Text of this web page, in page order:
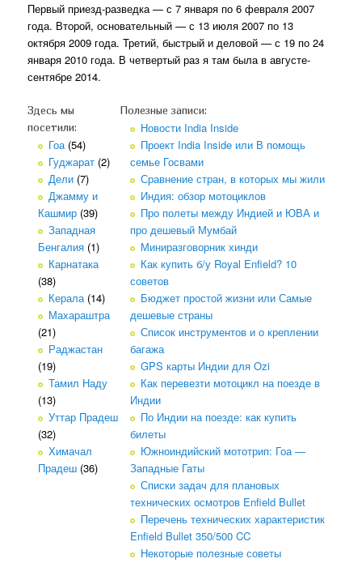
Первый приезд-разведка — с 7 января по 6 февраля 2007
года. Второй, основательный — с 13 июля 2007 по 13
октября 2009 года. Третий, быстрый и деловой — с 19 по 24
января 2010 года. В четвертый раз я там была в августе-
сентябре 2014.
Здесь мы
посетили:
Гоа(54)
Гуджарат (2)
Дели (7)
Джамму и
Кашмир (39)
Западная
Бенгалия (1)
Карнатака
(38)
Керала(14)
Махараштра
(21)
Раджастан
(19)
Тамил Наду
(13)
Уттар Прадеш
(32)
Химачал
Прадеш (36)
Полезные записи:
Новости India Inside
Проект India Inside или В помощь
семье Госвами
Сравнение стран, в которых мы жили
Индия: обзор мотоциклов
Про полеты между Индией и ЮВА и
про дешевый Мумбай
Миниразговорник хинди
Как купить б/у Royal Enfield? 10
советов
Бюджет простой жизни или Самые
дешевые страны
Список инструментов и о креплении
багажа
GPS карты Индии для Ozi
Как перевезти мотоцикл на поезде в
Индии
По Индии на поезде: как купить
билеты
Южноиндийский мототрип: Гоа —
Западные Гаты
Списки задач для плановых
технических осмотров Enfield Bullet
Перечень технических характеристик
Enfield Bullet 350/500 CC
Некоторые полезные советы